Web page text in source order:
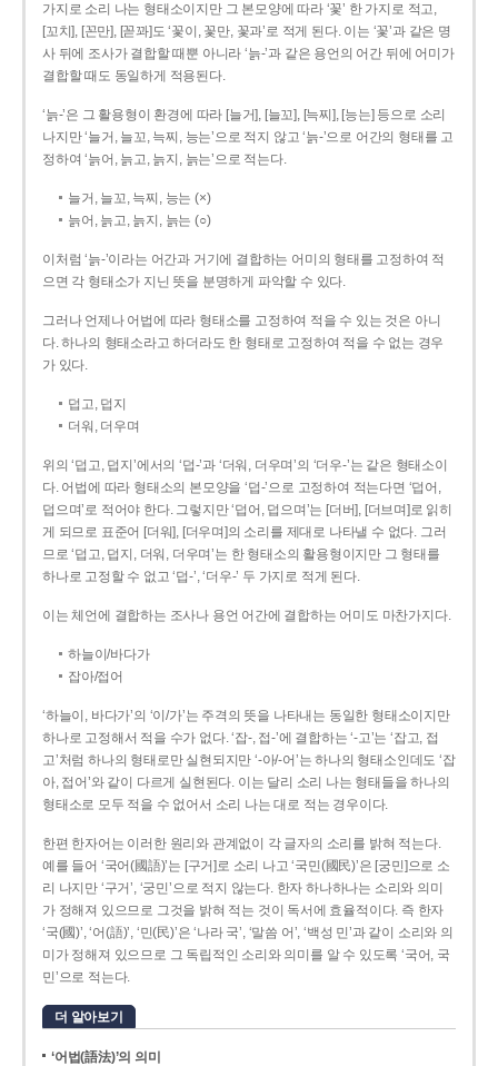
가지로 소리 나는 형태소이지만 그 본모양에 따라 ‘꽃’ 한 가지로 적고,
[꼬치], [꼰만], [꼳꽈]도 ‘꽃이, 꽃만, 꽃과’로 적게 된다. 이는 ‘꽃’과 같은 명
사 뒤에 조사가 결합할 때뿐 아니라 ‘늙-’과 같은 용언의 어간 뒤에 어미가
결합할 때도 동일하게 적용된다.
‘늙-’은 그 활용형이 환경에 따라 [늘거], [늘꼬], [늑찌], [능는] 등으로 소리
나지만 ‘늘거, 늘꼬, 늑찌, 능는’으로 적지 않고 ‘늙-’으로 어간의 형태를 고
정하여 ‘늙어, 늙고, 늙지, 늙는’으로 적는다.
늘거, 늘꼬, 늑찌, 능는 (×)
늙어, 늙고, 늙지, 늙는 (○)
이처럼 ‘늙-­’이라는 어간과 거기에 결합하는 어미의 형태를 고정하여 적
으면 각 형태소가 지닌 뜻을 분명하게 파악할 수 있다.
그러나 언제나 어법에 따라 형태소를 고정하여 적을 수 있는 것은 아니
다. 하나의 형태소라고 하더라도 한 형태로 고정하여 적을 수 없는 경우
가 있다.
덥고, 덥지
더워, 더우며
위의 ‘덥고, 덥지’에서의 ‘덥-­’과 ‘더워, 더우며’의 ‘더우-­’는 같은 형태소이
다. 어법에 따라 형태소의 본모양을 ‘덥-­’으로 고정하여 적는다면 ‘덥어,
덥으며’로 적어야 한다. 그렇지만 ‘덥어, 덥으며’는 [더버], [더브며]로 읽히
게 되므로 표준어 [더워], [더우며]의 소리를 제대로 나타낼 수 없다. 그러
므로 ‘덥고, 덥지, 더워, 더우며’는 한 형태소의 활용형이지만 그 형태를
하나로 고정할 수 없고 ‘덥-’, ‘더우-’ 두 가지로 적게 된다.
이는 체언에 결합하는 조사나 용언 어간에 결합하는 어미도 마찬가지다.
하늘이/바다가
잡아/접어
‘하늘이, 바다가’의 ‘이/가’는 주격의 뜻을 나타내는 동일한 형태소이지만
하나로 고정해서 적을 수가 없다. ‘잡-, 접-’에 결합하는 ‘-고’는 ‘잡고, 접
고’처럼 하나의 형태로만 실현되지만 ‘-아/-어’는 하나의 형태소인데도 ‘잡
아, 접어’와 같이 다르게 실현된다. 이는 달리 소리 나는 형태들을 하나의
형태소로 모두 적을 수 없어서 소리 나는 대로 적는 경우이다.
한편 한자어는 이러한 원리와 관계없이 각 글자의 소리를 밝혀 적는다.
예를 들어 ‘국어(國語)’는 [구거]로 소리 나고 ‘국민(國民)’은 [궁민]으로 소
리 나지만 ‘구거’, ‘궁민’으로 적지 않는다. 한자 하나하나는 소리와 의미
가 정해져 있으므로 그것을 밝혀 적는 것이 독서에 효율적이다. 즉 한자
‘국(國)’, ‘어(語)’, ‘민(民)’은 ‘나라 국’, ‘말씀 어’, ‘백성 민’과 같이 소리와 의
미가 정해져 있으므로 그 독립적인 소리와 의미를 알 수 있도록 ‘국어, 국
민’으로 적는다.
더 알아보기
‘어법(語法)’의 의미